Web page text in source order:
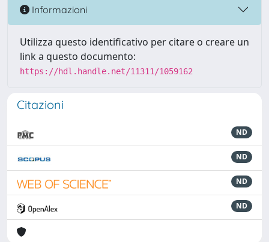
Informazioni
Utilizza questo identificativo per citare o creare un
link a questo documento:
https://hdl.handle.net/11311/1059162
Citazioni
ND
ND
ND
ND